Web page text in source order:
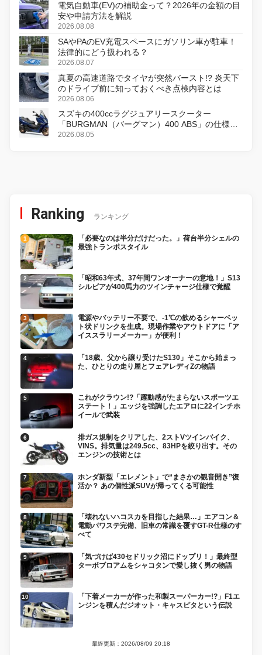
電気自動車(EV)の補助金って？2026年の金額の目
安や申請方法を解説
2026.08.08
SAやPAのEV充電スペースにガソリン車が駐車！
法律的にどう扱われる？
2026.08.07
真夏の高速道路でタイヤが突然バースト!? 炎天下
のドライブ前に知っておくべき点検内容とは
2026.08.06
スズキの400ccラグジュアリースクーター
「BURGMAN（バーグマン）400 ABS」の仕様を
変更し、8月18日に発売
2026.08.05
Ranking ランキング
「必要なのは半分だけだった。」荷台半分シェルの
最強トランポスタイル
「昭和63年式、37年間ワンオーナーの意地！」S13
シルビアが400馬力のツインチャージ仕様で覚醒
電源やバッテリー不要で、-1℃の飲めるシャーベッ
ト状ドリンクを生成。現場作業やアウトドアに「ア
イススラリーメーカー」が便利！
「18歳、父から譲り受けたS130」そこから始まっ
た、ひとりの走り屋とフェアレディZの物語
これがクラウン!?「躍動感がたまらないスポーツエ
ステート！」エッジを強調したエアロに22インチホ
イールで武装
排ガス規制をクリアした、2ストVツインバイク、
VINS。排気量は249.5cc、83HPを絞り出す。その
エンジンの技術とは
ホンダ新型「エレメント」で“まさかの観音開き”復
活か？ あの個性派SUVが帰ってくる可能性
「壊れないハコスカを目指した結果…」エアコン＆
電動パワステ完備、旧車の常識を覆すGT-R仕様のす
べて
「気づけば430セドリック沼にドップリ！」最終型
ターボブロアムをシャコタンで愛し抜く男の物語
「下着メーカーが作った和製スーパーカー!?」F1エ
ンジンを積んだジオット・キャスピタという伝説
最終更新：2026/08/09 20:18